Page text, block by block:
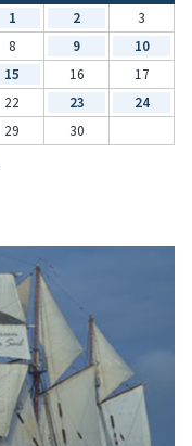
1
2
3
8 9
10
15 16
17
22 23
24
29 30